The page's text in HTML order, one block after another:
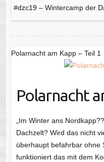
#dzc19 – Wintercamp der
Polarnacht am Kapp – Teil 1
Polarnacht
„Im Winter ans
Dachzelt? Wird das nicht
überhaupt befahrbar ohne
funktioniert das mit dem